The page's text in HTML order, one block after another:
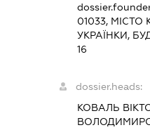
01033, МІСТО
УКРАЇНКИ,
16
dossier.heads:
КОВАЛЬ